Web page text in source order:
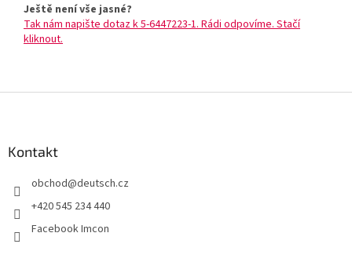
Ještě není vše jasné?
Tak nám napište dotaz k 5-6447223-1. Rádi odpovíme. Stačí
kliknout.
Kontakt
obchod@deutsch.cz
+420 545 234 440
Facebook Imcon